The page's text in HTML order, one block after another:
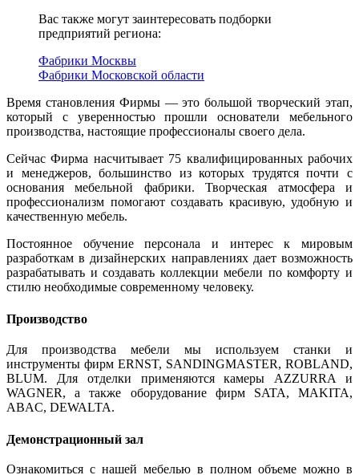
Вас также могут заинтересовать подборки
предприятий региона:
Фабрики Москвы
Фабрики Московской области
Время становления Фирмы — это большой творческий этап,
который с уверенностью прошли основатели мебельного
производства, настоящие профессионалы своего дела.
Сейчас Фирма насчитывает 75 квалифицированных рабочих
и менеджеров, большинство из которых трудятся почти с
основания мебельной фабрики. Творческая атмосфера и
профессионализм помогают создавать красивую, удобную и
качественную мебель.
Постоянное обучение персонала и интерес к мировым
разработкам в дизайнерских направлениях дает возможность
разрабатывать и создавать коллекции мебели по комфорту и
стилю необходимые современному человеку.
Производство
Для производства мебели мы используем станки и
инструменты фирм ERNST, SANDINGMASTER, ROBLAND,
BLUM. Для отделки применяются камеры AZZURRA и
WAGNER, а также оборудование фирм SATA, MAKITA,
ABAC, DEWALTA.
Демонстрационный зал
Ознакомиться с нашей мебелью в полном объеме можно в